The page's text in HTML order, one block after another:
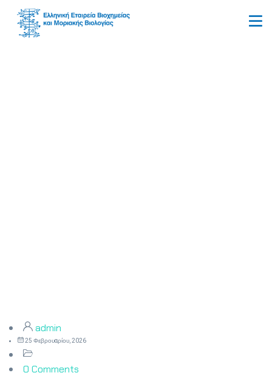
admin
25 Φεβρουαρίου, 2026
0 Comments